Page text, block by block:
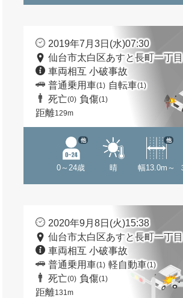
2019年7月3日(水)07:30
仙台市太白区あすと長町一丁
車両相互 小破事故
普通乗用車(1) 自転車(1)
死亡(0) 負傷(1)
距離129m
0～24歳
他
晴 幅13.0m～
他
2020年9月8日(火)15:38
仙台市太白区あすと長町一丁
車両相互 小破事故
普通乗用車(1) 軽自動車(1)
死亡(0) 負傷(1)
距離131m